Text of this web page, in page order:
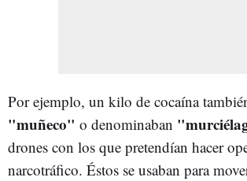
Por ejemplo, un kilo de cocaína
"muñeco" o denominaban
drones con los que pretendían hacer
narcotráfico. Éstos se usaban para